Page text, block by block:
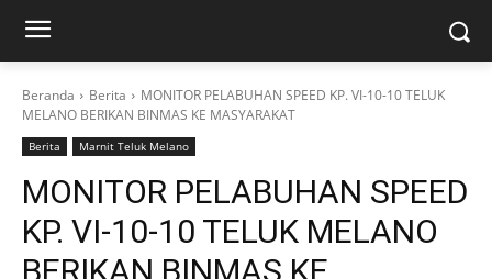
Beranda Berita
MONITOR PELABUHAN SPEED KP. VI-10-10 TELUK
MELANO BERIKAN BINMAS KE MASYARAKAT
Berita Marnit Teluk Melano
MONITOR PELABUHAN SPEED
KP. VI-10-10 TELUK MELANO
BERIKAN BINMAS KE